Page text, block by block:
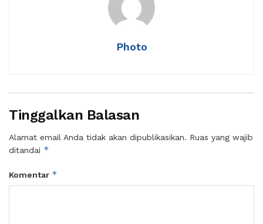
Photo
Tinggalkan Balasan
Alamat email Anda tidak akan dipublikasikan. Ruas yang wajib
ditandai *
Komentar *